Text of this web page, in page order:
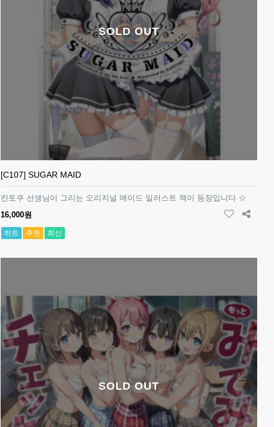
SOLD OUT
[C107] SUGAR MAID
칸토쿠 선생님이 그리는 오리지널 메이드 일러스트 책이 등장입니다 ☆
16,000원
히트 추천 최신
SOLD OUT